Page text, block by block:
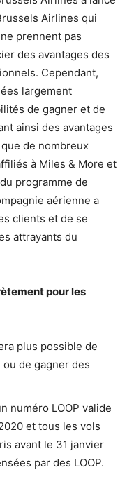
Airlines qui
prennent pas
des avantages des
Cependant,
largement
de gagner et de
ainsi des avantages
de nombreux
à Miles & More et
programme de
aérienne a
clients et de se
attrayants du
pour les
plus possible de
ou de gagner des
numéro LOOP valide
et tous les vols
avant le 31 janvier
par des LOOP.